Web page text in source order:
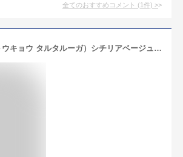
全てのおすすめコメント (1件) >
【ロベルタ】5in1スマホショルダーTOKYO Tartaruga（トウキョウ タルタルーガ）シチリアベージュ Roberta di Camerino WEB限定 ガバッと開く ショルダーバッグ スマホが入る財布ショルダー スマホお財布ショルダー スマホ財布 一体型 スマホポシェット 縦 本革 362-R20371-20